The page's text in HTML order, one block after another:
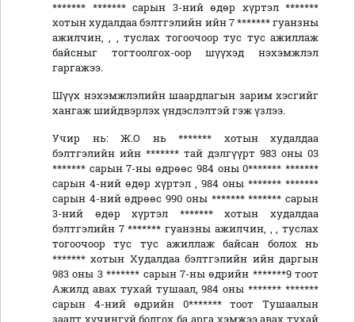
******* ******* сарын 3-ний өдөр хүртэл *******
хотын худалдаа бэлтгэлийн ийн 7 ******* гуанзны
ажилчин, , , туслах тогоочоор тус тус ажиллаж
байсныг тогтоолгох-оор шүүхэд нэхэмжлэл
гаргажээ.
Шүүх нэхэмжлэлийн шаардлагын зарим хэсгийг
хангаж шийдвэрлэх үндэслэлтэй гэж үзлээ.
Учир нь: Ж.О нь ******* хотын худалдаа
бэлтгэлийн ийн ******* тай дэлгүүрт 983 оны 03
******* сарын 7-ны өдрөөс 984 оны 0******* *******
сарын 4-ний өдөр хүртэл , 984 оны ******* *******
сарын 4-ний өдрөөс 990 оны ******* ******* сарын
3-ний өдөр хүртэл ******* хотын худалдаа
бэлтгэлийн 7 ******* гуанзны ажилчин, , , туслах
тогоочоор тус тус ажиллаж байсан болох нь
******* хотын Худалдаа бэлтгэлийн ийн даргын
983 оны 3 ******* сарын 7-ны өдрийн *******9 тоот
Ажилд авах тухай тушаал, 984 оны ******* *******
сарын 4-ний өдрийн 0******* тоот Тушаалын
заалт хүчингүй болгох ба арга хэмжээ авах тухай